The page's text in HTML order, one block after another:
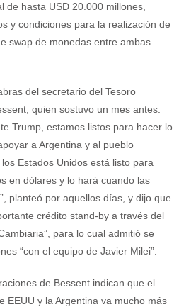
de hasta USD 20.000 millones,
y condiciones para la realización de
swap de monedas entre ambas
del secretario del Tesoro
quien sostuvo un mes antes:
Trump, estamos listos para hacer lo
a Argentina y al pueblo
Estados Unidos está listo para
en dólares y lo hará cuando las
planteó por aquellos días, y dijo que
crédito stand-by a través del
para lo cual admitió se
“con el equipo de Javier Milei”.
de Bessent indican que el
EEUU y la Argentina va mucho más